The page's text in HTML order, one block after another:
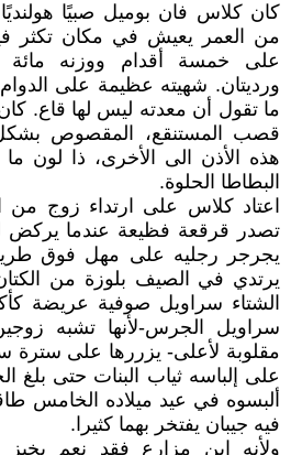
كان كلاس فان بوميل صبيًا
من العمر يعيش في مكان تكثر
على خمسة أقدام ووزنه مائة
ورديتان. شهيته عظيمة على الدوام
ما تقول أن معدته ليس لها قاع.
قصب المستنقع، المقصوص
هذه الأذن الى الأخرى، ذا لون
البطاطا الحلوة.
اعتاد كلاس على ارتداء زوج من
تصدر قرقعة فظيعة عندما يركض
يجرجر رجليه على مهل فوق
يرتدي في الصيف بلوزة من
الشتاء سراويل صوفية عريضة
سراويل الجرس-لأنها تشبه
مقلوبة لأعلى- يزررها على سترة
على إلباسه ثياب البنات حتى
ألبسوه في عيد ميلاده الخامس
فيه جيبان يفتخر بهما كثيرا.